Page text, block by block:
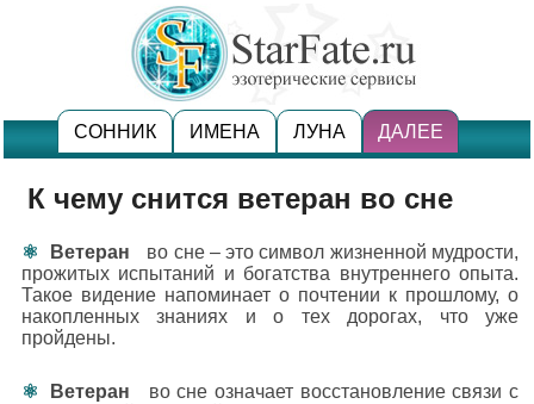
СОННИК ИМЕНА ЛУНА ДАЛЕЕ
К чему снится ветеран во сне
Ветеран
во сне – это символ жизненной мудрости,
прожитых испытаний и богатства внутреннего опыта.
Такое видение напоминает о почтении к прошлому, о
накопленных знаниях и о тех дорогах, что уже
пройдены.
Ветеран
во сне означает восстановление связи с